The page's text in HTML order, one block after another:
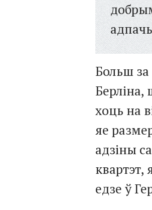
Больш за
Берліна,
хоць на
яе
адзіны
квартэт,
едзе ў